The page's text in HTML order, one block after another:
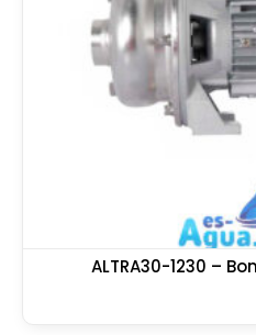
ALTRA30-1230 –